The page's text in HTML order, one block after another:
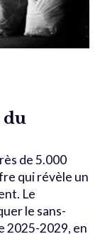
du
de 5.000
qui révèle un
Le
le sans-
2025-2029, en